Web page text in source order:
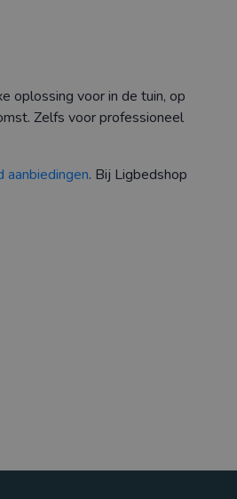
oplossing voor in de tuin, op
Zelfs voor professioneel
aanbiedingen. Bij Ligbedshop